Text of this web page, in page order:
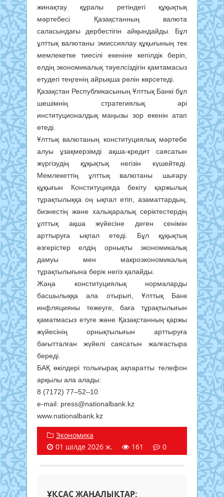
жинақтау құралы ретіндегі құқықтық
мәртебесі Қазақстанның валюта
саласындағы дербестігін айқындайды. Бұл
ұлттық валютаны эмиссиялау құқығының тек
мемлекетке тиесілі екеніне кепілдік беріп,
елдің экономикалық тәуелсіздігін қамтамасыз
етудегі теңгенің айрықша рөлін көрсетеді.
Қазақстан Республикасының Ұлттық Банкі бұл
шешімнің стратегиялық әрі
институционалдық маңызы зор екенін атап
өтеді.
Ұлттық валютаның конституциялық мәртебе
алуы ұзақмерзімді ақша-кредит саясатын
жүргізудің құқықтық негізін күшейтеді.
Мемлекеттің ұлттық валютаны шығару
құқығын Конституцияда бекіту қаржылық
тұрақтылыққа оң ықпал етіп, азаматтардың,
бизнестің және халықаралық серіктестердің
ұлттық ақша жүйесіне деген сенімін
арттыруға ықпал етеді. Бұл құқықтық
өзгерістер елдің орнықты экономикалық
дамуы мен макроэкономикалық
тұрақтылығына берік негіз қалайды.
Жаңа конституциялық нормаларды
басшылыққа ала отырып, Ұлттық Банк
инфляцияны тежеуге, баға тұрақтылығын
қаматмасыз етуге және Қазақстанның қаржы
жүйесінің орнықтылығын арттыруға
бағытталған жүйелі саясатын жалғастыра
береді.
БАҚ өкілдері толығырақ ақпаратты телефон
арқылы ала алады:
8 (7172) 77–52–10
e-mail: press@nationalbank.kz
www.nationalbank.kz
Экономика
01 шілде 2026 ж.
161 0
ҰҚСАС ЖАҢАЛЫҚТАР: